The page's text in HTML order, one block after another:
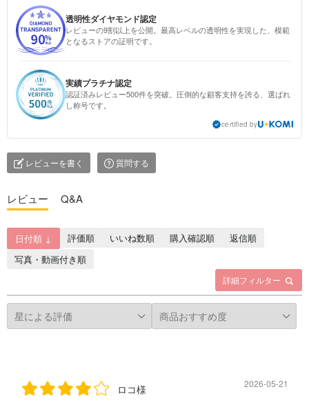
透明性ダイヤモンド認定
レビューの9割以上を公開。最高レベルの透明性を実現した、模範
となるストアの証明です。
実績プラチナ認定
認証済みレビュー500件を突破。圧倒的な顧客支持を誇る、選ばれ
し称号です。
certified by
レビューを書く 質問する
レビュー Q&A
詳細フィルター
日付順 ↓ 評価順 いいね数順 購入確認順
返信順
写真・動画付き順
ロコ様 2026-05-21